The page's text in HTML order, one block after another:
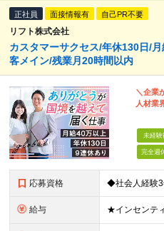
正社員 面接情報有 自己PR不要
リフト株式会社
カスタマーサクセス/年休130日/
客メイン/残業月20時間以内
＼企業
人材業
未経験
完全週
応募資格
給与